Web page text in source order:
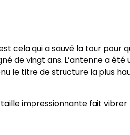
cela qui a sauvé la tour pour
de vingt ans. L’antenne a
le titre de structure la plus
impressionnante fait vibrer